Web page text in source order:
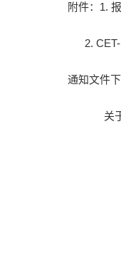
附件： 1.
2.
通知文件
关